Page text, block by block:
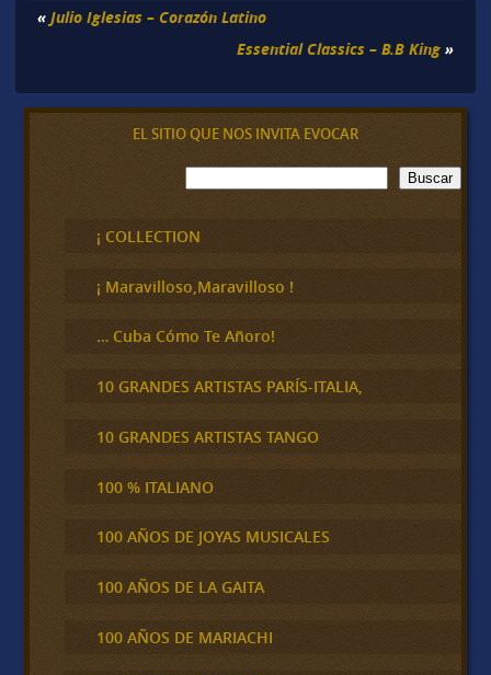
« Julio Iglesias – Corazón Latino
Essential Classics – B.B King »
EL SITIO QUE NOS INVITA EVOCAR
B
u
c
a
Buscar
¡ COLLECTION
¡ Maravilloso,Maravilloso !
… Cuba Cómo Te Añoro!
10 GRANDES ARTISTAS PARÍS-ITALIA,
10 GRANDES ARTISTAS TANGO
100 % ITALIANO
100 AÑOS DE JOYAS MUSICALES
100 AÑOS DE LA GAITA
100 AÑOS DE MARIACHI